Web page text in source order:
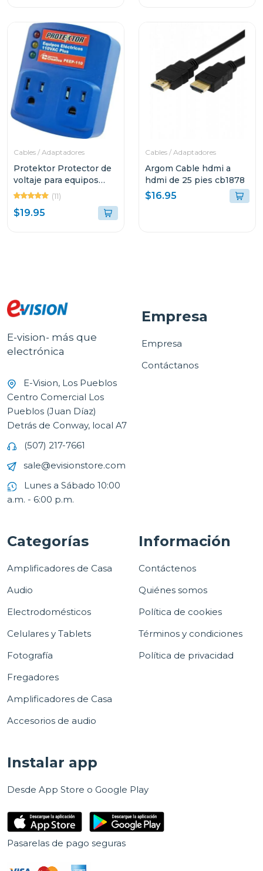
Cables / Adaptadores
Protektor Protector de
voltaje para equipos
electricos 110vac plus
(11)
$19.95
Cables / Adaptadores
Argom Cable hdmi a
hdmi de 25 pies cb1878
$16.95
E-vision- más que
electrónica
E-Vision, Los Pueblos
Centro Comercial Los
Pueblos (Juan Díaz)
Detrás de Conway, local A7
(507) 217-7661
sale@evisionstore.com
Lunes a Sábado 10:00
a.m. - 6:00 p.m.
Empresa
Empresa
Contáctanos
Categorías
Amplificadores de Casa
Audio
Electrodomésticos
Celulares y Tablets
Fotografía
Fregadores
Amplificadores de Casa
Accesorios de audio
Información
Contáctenos
Quiénes somos
Política de cookies
Términos y condiciones
Política de privacidad
Instalar app
Desde App Store o Google Play
Pasarelas de pago seguras